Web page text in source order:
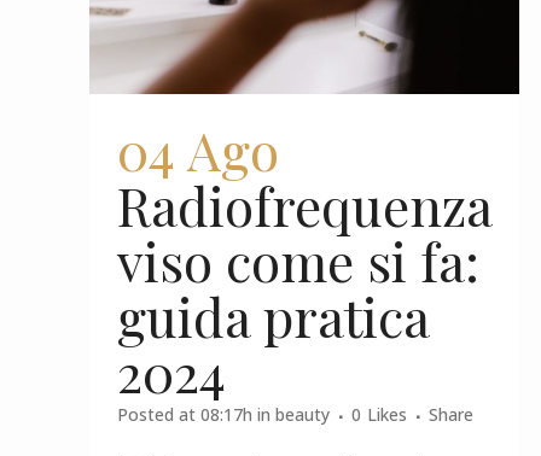
04 Ago
Radiofrequenza
viso come si fa:
guida pratica
2024
Posted at 08:17h in beauty 0 Likes Share